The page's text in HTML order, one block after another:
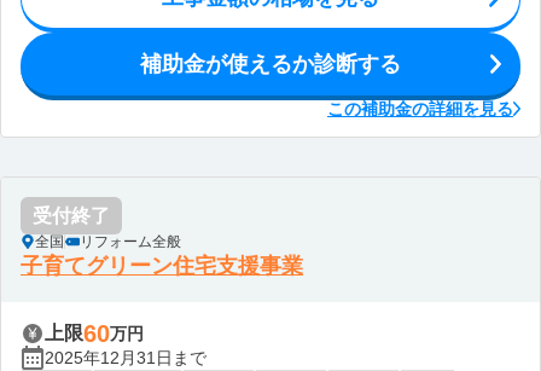
補助金が使えるか診断する
この補助金の詳細を見る
受付終了
全国 リフォーム全般
子育てグリーン住宅支援事業
上限60万円
2025年12月31日まで